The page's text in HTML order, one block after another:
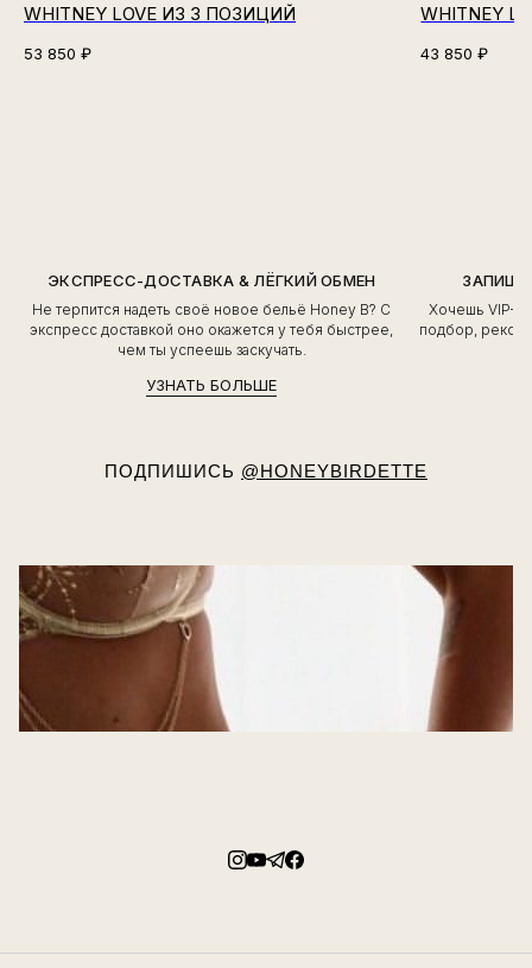
WHITNEY LOVE ИЗ 3 ПОЗИЦИЙ
53 850 ₽
WHITNEY
43 850 ₽
ЭКСПРЕСС-ДОСТАВКА & ЛЁГКИЙ ОБМЕН
Не терпится надеть своё новое бельё Honey B? С
экспресс доставкой оно окажется у тебя быстрее,
чем ты успеешь заскучать.
УЗНАТЬ БОЛЬШЕ
Хочешь VIP-
подбор,
ПОДПИШИСЬ @HONEYBIRDETTE